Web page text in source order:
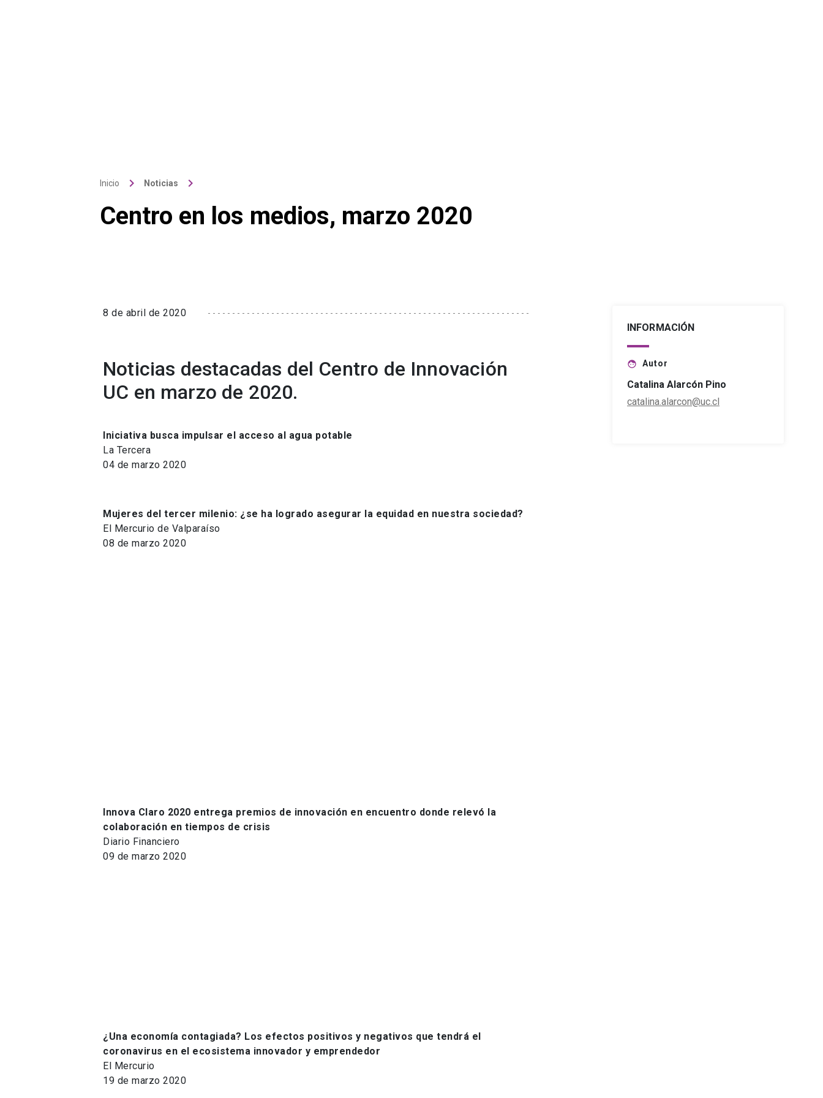
Inicio keyboard_arrow_right Noticias keyboard_arrow_right
Centro en los medios, marzo 2020
8 de abril de 2020
Noticias destacadas del Centro de Innovación
UC en marzo de 2020.
Iniciativa busca impulsar el acceso al agua potable
La Tercera
04 de marzo 2020
Mujeres del tercer milenio: ¿se ha logrado asegurar la equidad en nuestra sociedad?
El Mercurio de Valparaíso
08 de marzo 2020
Innova Claro 2020 entrega premios de innovación en encuentro donde relevó la
colaboración en tiempos de crisis
Diario Financiero
09 de marzo 2020
¿Una economía contagiada? Los efectos positivos y negativos que tendrá el
coronavirus en el ecosistema innovador y emprendedor
El Mercurio
19 de marzo 2020
INFORMACIÓN
face Autor
Catalina Alarcón Pino
catalina.alarcon@uc.cl